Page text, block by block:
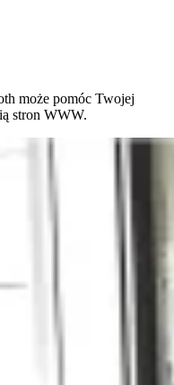
może pomóc Twojej
stron WWW.